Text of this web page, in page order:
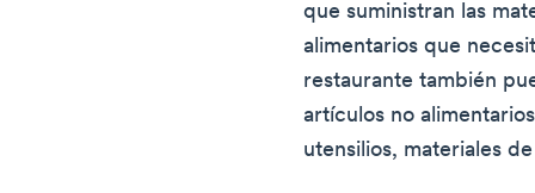
que suministran las
alimentarios que
restaurante también
artículos no
utensilios, materiales